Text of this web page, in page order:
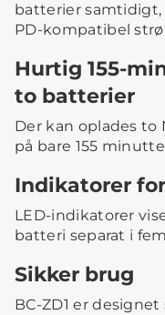
batterier
PD-kompatibel
Hurtig 155-
to batterier
Der kan oplades to
på bare 155
Indikatorer
LED-indikatorer
batteri separat i
Sikker brug
BC-ZD1 er